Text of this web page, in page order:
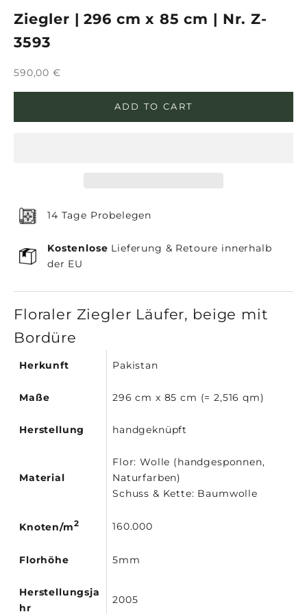
Ziegler | 296 cm x 85 cm | Nr. Z-
3593
Sale price
590,00 €
ADD TO CART
14 Tage Probelegen
Kostenlose Lieferung & Retoure innerhalb
der EU
Floraler Ziegler Läufer, beige mit
Bordüre
Herkunft Pakistan
Maße 296 cm x 85 cm (= 2,516 qm)
Herstellung handgeknüpft
Material
Flor: Wolle (handgesponnen,
Naturfarben)
Schuss & Kette: Baumwolle
Knoten/m2 160.000
Florhöhe 5mm
Herstellungsja
hr
2005